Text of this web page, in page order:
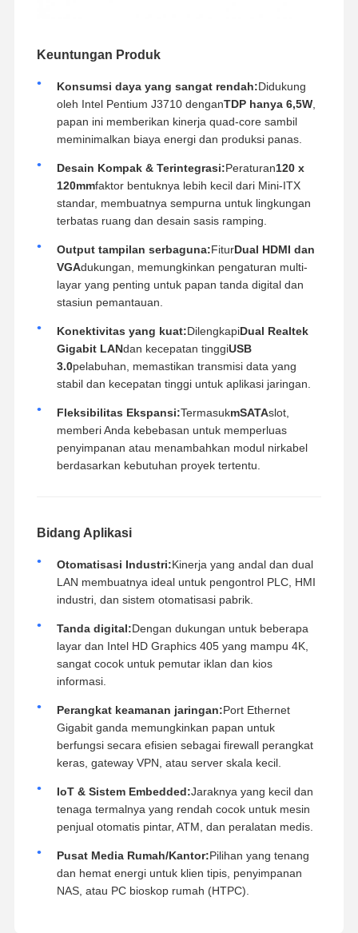
Keuntungan Produk
Konsumsi daya yang sangat rendah:Didukung
oleh Intel Pentium J3710 denganTDP hanya 6,5W,
papan ini memberikan kinerja quad-core sambil
meminimalkan biaya energi dan produksi panas.
Desain Kompak & Terintegrasi:Peraturan120 x
120mmfaktor bentuknya lebih kecil dari Mini-ITX
standar, membuatnya sempurna untuk lingkungan
terbatas ruang dan desain sasis ramping.
Output tampilan serbaguna:FiturDual HDMI dan
VGAdukungan, memungkinkan pengaturan multi-
layar yang penting untuk papan tanda digital dan
stasiun pemantauan.
Konektivitas yang kuat:DilengkapiDual Realtek
Gigabit LANdan kecepatan tinggiUSB
3.0pelabuhan, memastikan transmisi data yang
stabil dan kecepatan tinggi untuk aplikasi jaringan.
Fleksibilitas Ekspansi:TermasukmSATAslot,
memberi Anda kebebasan untuk memperluas
penyimpanan atau menambahkan modul nirkabel
berdasarkan kebutuhan proyek tertentu.
Bidang Aplikasi
Otomatisasi Industri:Kinerja yang andal dan dual
LAN membuatnya ideal untuk pengontrol PLC, HMI
industri, dan sistem otomatisasi pabrik.
Tanda digital:Dengan dukungan untuk beberapa
layar dan Intel HD Graphics 405 yang mampu 4K,
sangat cocok untuk pemutar iklan dan kios
informasi.
Perangkat keamanan jaringan:Port Ethernet
Gigabit ganda memungkinkan papan untuk
berfungsi secara efisien sebagai firewall perangkat
keras, gateway VPN, atau server skala kecil.
IoT & Sistem Embedded:Jaraknya yang kecil dan
tenaga termalnya yang rendah cocok untuk mesin
penjual otomatis pintar, ATM, dan peralatan medis.
Pusat Media Rumah/Kantor:Pilihan yang tenang
dan hemat energi untuk klien tipis, penyimpanan
NAS, atau PC bioskop rumah (HTPC).